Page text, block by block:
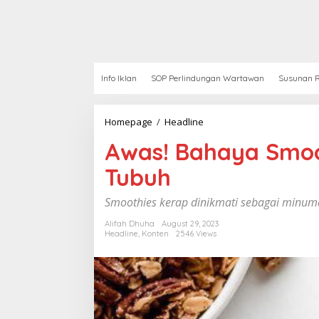
Info Iklan SOP Perlindungan Wartawan Susunan
Homepage / Headline
a
s
a
a
y
S
m
o
o
t
Awas! Bahaya
Tubuh
Smoothies kerap dinikmati sebagai
Alifah Dhuha
August 29, 2023
Headline, Konten 2546 Views